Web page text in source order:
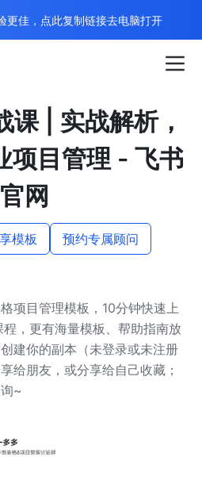
更佳，点此复制链接去电脑打开
课 | 实战解析，
项目管理 - 飞书
官网
模板 预约专属顾问
项目管理模板，10分钟快速上
，更有海量模板、帮助指南放
建你的副本（未登录或未注册
给朋友，或分享给自己收藏；
~